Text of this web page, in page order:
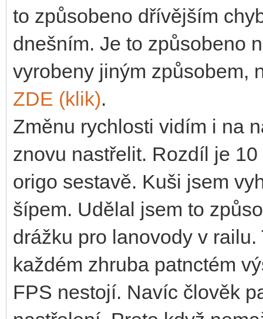
to způsobeno dřívějším
dnešním. Je to způsobeno
vyrobeny jiným způsobem,
ZDE (klik).
Změnu rychlosti vidím i na
znovu nastřelit. Rozdíl je
origo sestavě. Kuši jsem
šípem. Udělal jsem to
drážku pro lanovody v
každém zhruba patnctém
FPS nestojí. Navíc člověk